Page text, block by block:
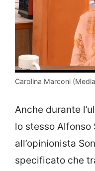
Carolina Marconi
Anche durante
lo stesso Alfonso
all’opinionista
specificato che